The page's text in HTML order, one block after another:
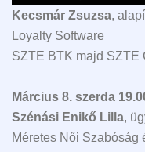
Kecsmár Zsuzsa,
Loyalty Software
SZTE BTK majd SZTE
Március 8. szerda
Szénási Enikő Lilla,
Méretes Női Szabóság